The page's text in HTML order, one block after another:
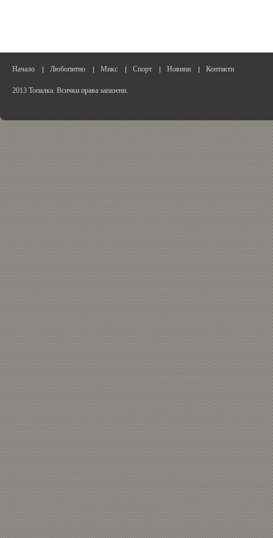
Начало Любопитно Микс Спорт Новини Контакти
2013 Топалка. Всички права запазени.